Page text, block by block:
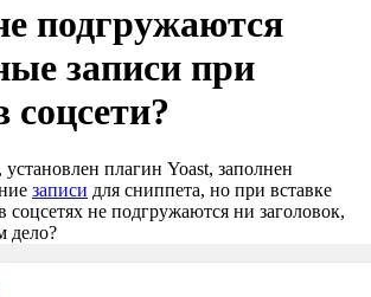
подгружаются
записи при
соцсети?
плагин Yoast, заполнен
записи для сниппета, но при вставке
соцсетях не подгружаются ни заголовок,
дело?